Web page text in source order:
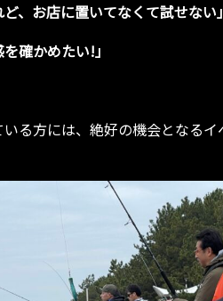
、お店に置いてなくて試せない」
確かめたい!」
る方には、絶好の機会となる